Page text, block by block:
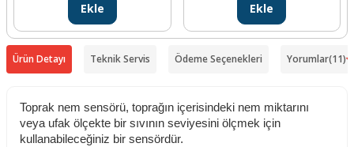
Ekle Ekle
Ürün Detayı Teknik Servis Ödeme Seçenekleri Yorumlar(11)
Toprak nem sensörü, toprağın içerisindeki nem miktarını
veya ufak ölçekte bir sıvının seviyesini ölçmek için
kullanabileceğiniz bir sensördür.